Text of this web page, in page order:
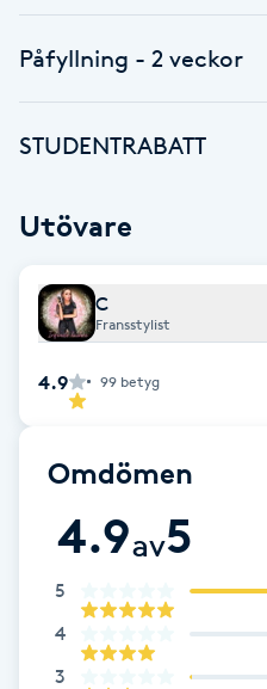
Bröllopsuppsättning
C
Cryoterapi
Damklippning
Dermapen
Diamantslipning
Enzympeeling
Påfyllning - 2 veckor
STUDENTRABATT
Utövare
C
Fransstylist
4.9 99 betyg
Omdömen
4.9av5
5
4
3